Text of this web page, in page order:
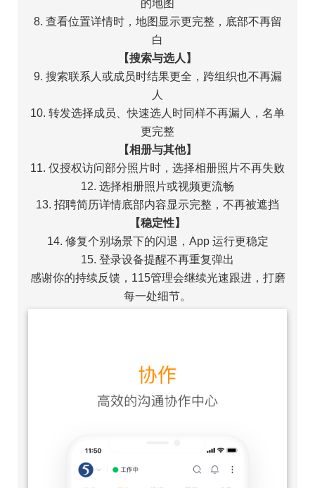
的地图
8. 查看位置详情时，地图显示更完整，底部不再留
白
【搜索与选人】
9. 搜索联系人或成员时结果更全，跨组织也不再漏
人
10. 转发选择成员、快速选人时同样不再漏人，名单
更完整
【相册与其他】
11. 仅授权访问部分照片时，选择相册照片不再失败
12. 选择相册照片或视频更流畅
13. 招聘简历详情底部内容显示完整，不再被遮挡
【稳定性】
14. 修复个别场景下的闪退，App 运行更稳定
15. 登录设备提醒不再重复弹出
感谢你的持续反馈，115管理会继续光速跟进，打磨
每一处细节。